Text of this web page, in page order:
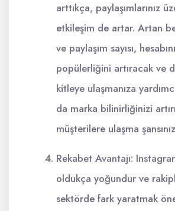
arttıkça, paylaşımlarınız
etkileşim de artar. Artan
ve paylaşım sayısı,
popülerliğini artıracak ve
kitleye ulaşmanıza
da marka bilinirliğinizi
müşterilere ulaşma
Rekabet Avantajı:
oldukça yoğundur ve
sektörde fark yaratmak